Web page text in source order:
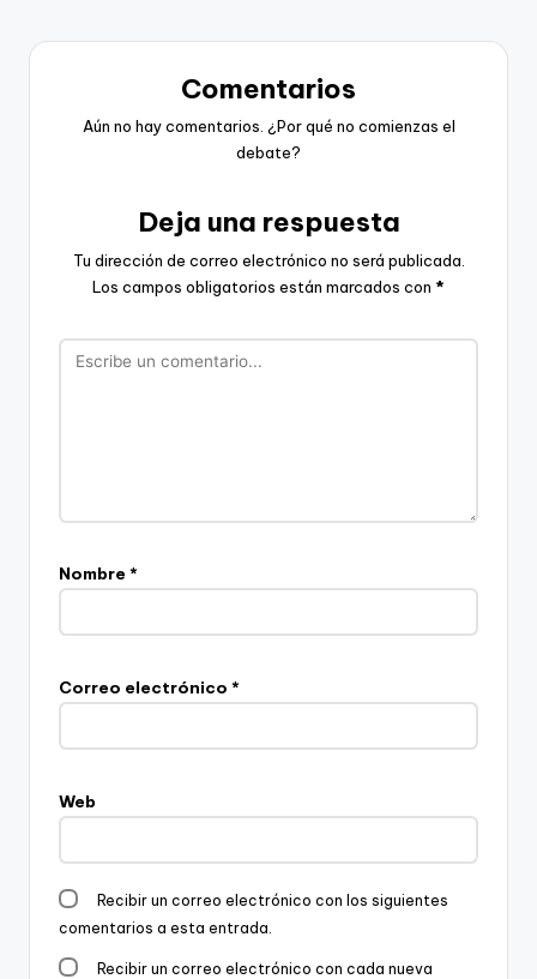
Comentarios
Aún no hay comentarios. ¿Por qué no comienzas el
debate?
Deja una respuesta
Tu dirección de correo electrónico no será publicada.
Los campos obligatorios están marcados con *
Nombre *
Correo electrónico *
Web
Recibir un correo electrónico con los siguientes
comentarios a esta entrada.
Recibir un correo electrónico con cada nueva